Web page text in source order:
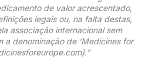
de valor acrescentado,
legais ou, na falta destas,
associação internacional sem
a denominação de ‘Medicines for